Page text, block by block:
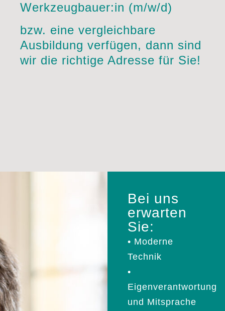
Werkzeugbauer:in (m/w/d)
bzw. eine vergleichbare
Ausbildung verfügen, dann sind
wir die richtige Adresse für Sie!
Bei uns
erwarten
Sie:
• Moderne
Technik
•
Eigenverantwortung
und Mitsprache